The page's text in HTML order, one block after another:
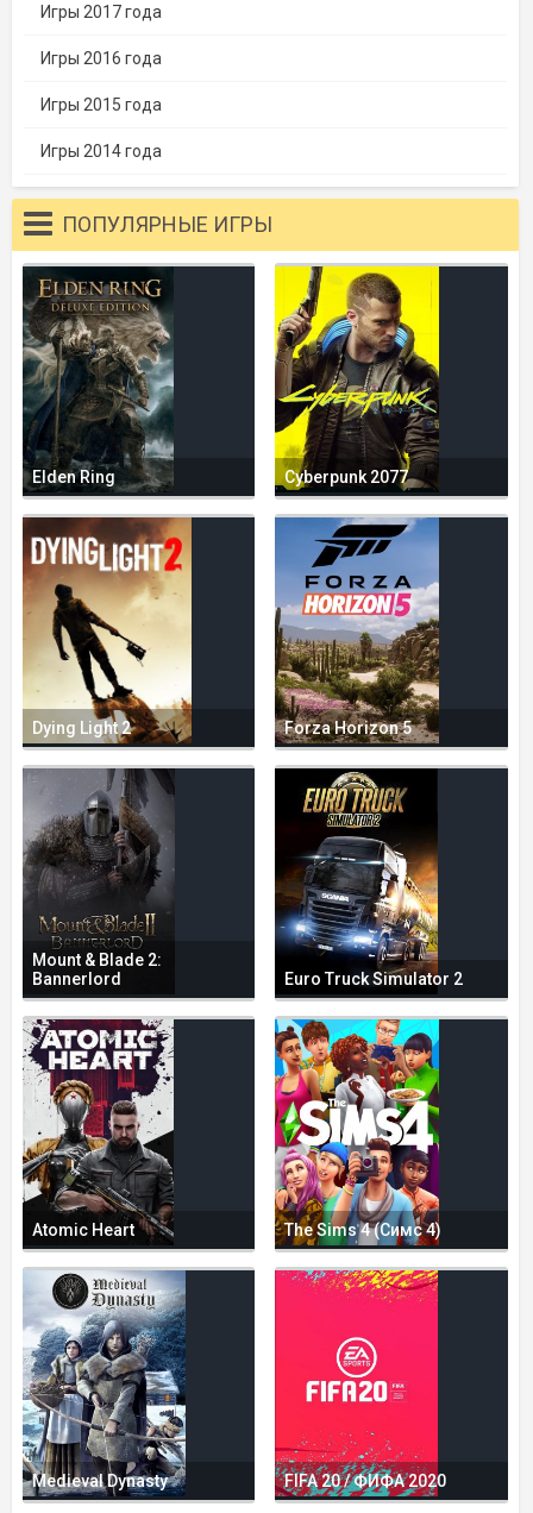
Игры 2017 года
Игры 2016 года
Игры 2015 года
Игры 2014 года
ПОПУЛЯРНЫЕ ИГРЫ
Elden Ring Cyberpunk 2077
Dying Light 2 Forza Horizon 5
Mount & Blade 2:
Bannerlord
Euro Truck Simulator 2
Atomic Heart The Sims 4 (Симс 4)
Medieval Dynasty FIFA 20 / ФИФА 2020